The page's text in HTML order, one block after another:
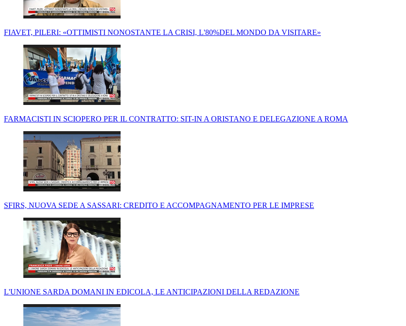
FIAVET, PILERI: «OTTIMISTI NONOSTANTE LA CRISI, L'80%DEL MONDO DA VISITARE»
FARMACISTI IN SCIOPERO PER IL CONTRATTO: SIT-IN A ORISTANO E DELEGAZIONE A ROMA
SFIRS, NUOVA SEDE A SASSARI: CREDITO E ACCOMPAGNAMENTO PER LE IMPRESE
L'UNIONE SARDA DOMANI IN EDICOLA, LE ANTICIPAZIONI DELLA REDAZIONE